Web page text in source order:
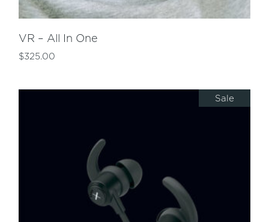
VR – All In One
$325.00
Sale